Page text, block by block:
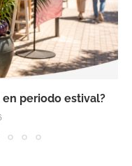
periodo estival?